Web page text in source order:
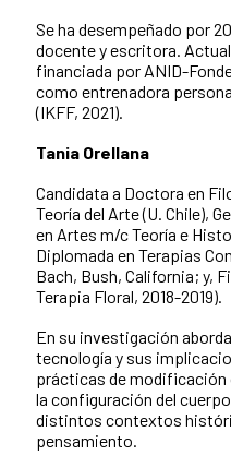
Se ha desempeñado por
docente y escritora.
financiada por ANID-
como entrenadora
(IKFF, 2021).
Tania Orellana
Candidata a Doctora en
Teoría del Arte (U. Chile),
en Artes m/c Teoría e
Diplomada en Terapias
Bach, Bush, California; y,
Terapia Floral, 2018-2019).
En su investigación
tecnología y sus
prácticas de modificación
la configuración del
distintos contextos
pensamiento.